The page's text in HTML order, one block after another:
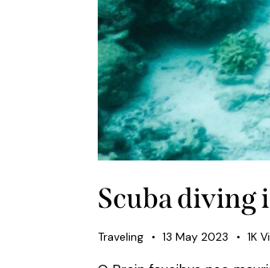
Scuba diving
Traveling 13 May 2023 1K